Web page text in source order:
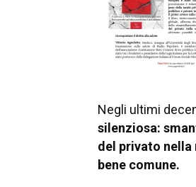
Negli ultimi
silenziosa:
del privato
bene comune.